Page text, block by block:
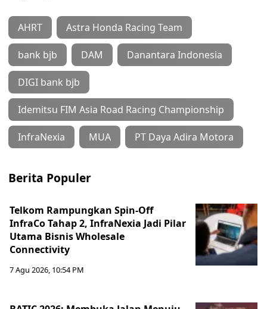
AHRT Astra Honda Racing Team
bank bjb DAM Danantara Indonesia
DIGI bank bjb
Idemitsu FIM Asia Road Racing Championship
InfraNexia MUA PT Daya Adira Motora
Berita Populer
Telkom Rampungkan Spin-Off
InfraCo Tahap 2, InfraNexia Jadi Pilar
Utama Bisnis Wholesale
Connectivity
7 Agu 2026, 10:54 PM